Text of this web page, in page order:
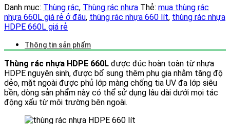
Danh mục: Thùng rác, Thùng rác nhựa Thẻ: mua thùng rác
nhựa 660L giá rẻ ở đâu, thùng rác nhựa 660 lít, thùng rác nhựa
HDPE 660L giá rẻ
Thông tin sản phẩm
Thùng rác nhựa HDPE 660L được đúc hoàn toàn từ nhựa
HDPE nguyên sinh, được bổ sung thêm phụ gia nhằm tăng độ
dẻo, mặt ngoài được phủ lớp màng chống tia UV đa lớp siêu
bền, dòng sản phẩm này có thể sử dụng lâu dài dưới mọi tác
động xấu từ môi trường bên ngoài.